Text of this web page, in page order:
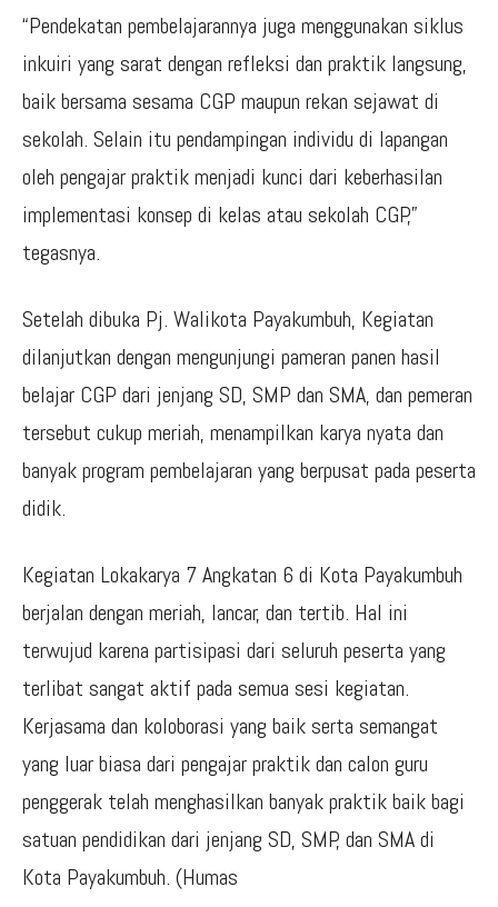
“Pendekatan pembelajarannya juga menggunakan siklus
inkuiri yang sarat dengan refleksi dan praktik langsung,
baik bersama sesama CGP maupun rekan sejawat di
sekolah. Selain itu pendampingan individu di lapangan
oleh pengajar praktik menjadi kunci dari keberhasilan
implementasi konsep di kelas atau sekolah CGP,”
tegasnya.
Setelah dibuka Pj. Walikota Payakumbuh, Kegiatan
dilanjutkan dengan mengunjungi pameran panen hasil
belajar CGP dari jenjang SD, SMP dan SMA, dan pemeran
tersebut cukup meriah, menampilkan karya nyata dan
banyak program pembelajaran yang berpusat pada peserta
didik.
Kegiatan Lokakarya 7 Angkatan 6 di Kota Payakumbuh
berjalan dengan meriah, lancar, dan tertib. Hal ini
terwujud karena partisipasi dari seluruh peserta yang
terlibat sangat aktif pada semua sesi kegiatan.
Kerjasama dan koloborasi yang baik serta semangat
yang luar biasa dari pengajar praktik dan calon guru
penggerak telah menghasilkan banyak praktik baik bagi
satuan pendidikan dari jenjang SD, SMP, dan SMA di
Kota Payakumbuh. (Humas